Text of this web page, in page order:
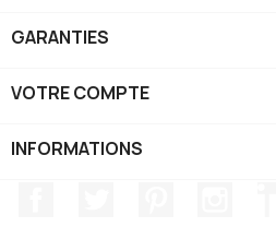
GARANTIES
VOTRE COMPTE
INFORMATIONS